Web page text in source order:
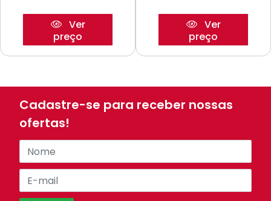
Ver
preço
Ver
preço
Cadastre-se para receber nossas
ofertas!